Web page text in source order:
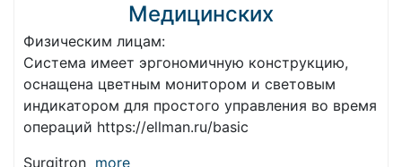
Медицинских
Физическим лицам:
Система имеет эргономичную конструкцию,
оснащена цветным монитором и световым
индикатором для простого управления во время
операций https://ellman.ru/basic
Surgitron more